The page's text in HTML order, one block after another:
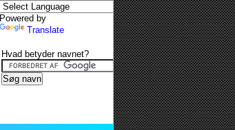
Powered by
Translate
Hvad betyder navnet?